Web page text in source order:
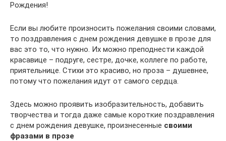
Рождения!
Если вы любите произносить пожелания своими словами,
то поздравления с днем рождения девушке в прозе для
вас это то, что нужно. Их можно преподнести каждой
красавице – подруге, сестре, дочке, коллеге по работе,
приятельнице. Стихи это красиво, но проза – душевнее,
потому что пожелания идут от самого сердца.
Здесь можно проявить изобразительность, добавить
творчества и тогда даже самые короткие поздравления
с днем рождения девушке, произнесенные своими
фразами в прозе